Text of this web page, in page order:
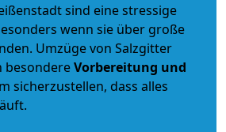
sind eine stressige
wenn sie über große
Umzüge von Salzgitter
besondereVorbereitung und
sicherzustellen, dass alles